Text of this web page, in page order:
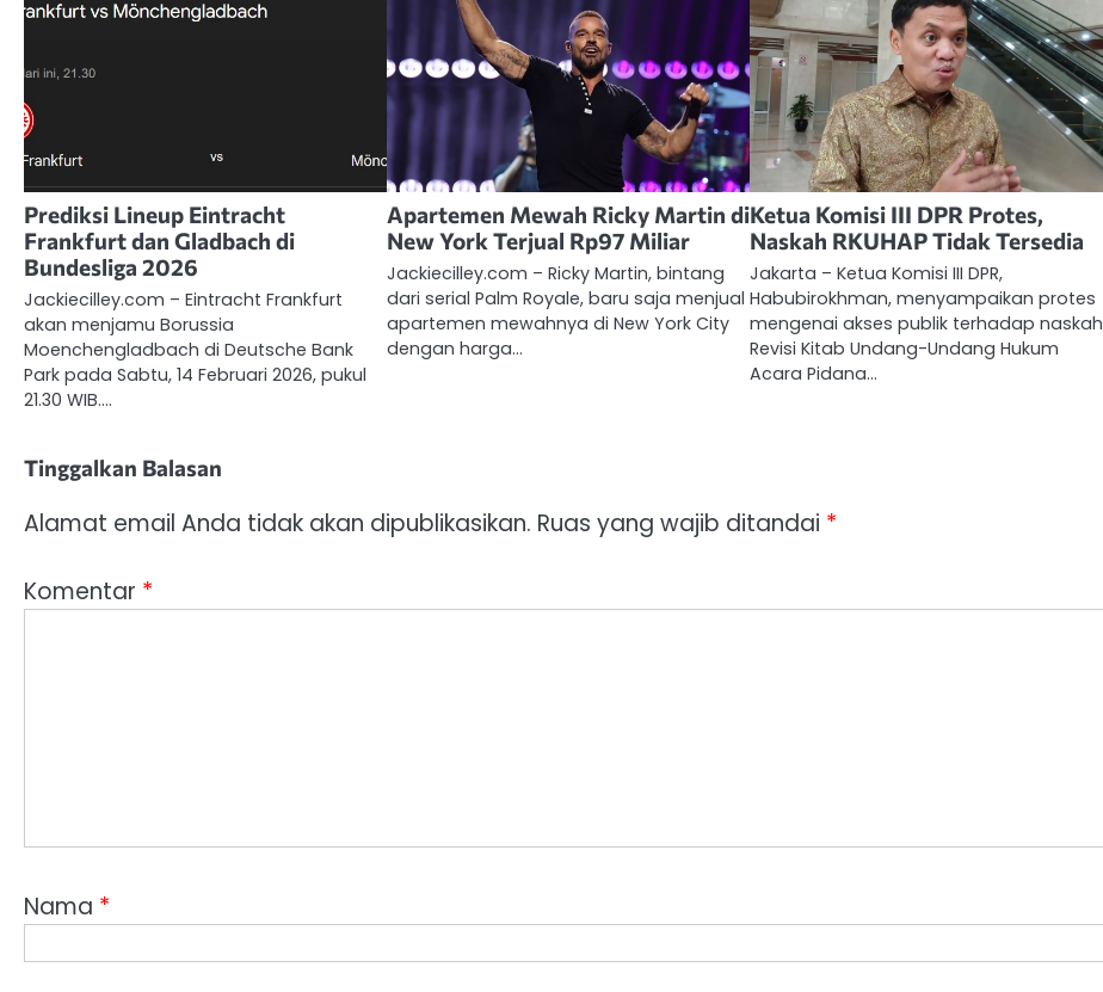
Prediksi Lineup Eintracht
Frankfurt dan Gladbach di
Bundesliga 2026
Jackiecilley.com – Eintracht Frankfurt
akan menjamu Borussia
Moenchengladbach di Deutsche Bank
Park pada Sabtu, 14 Februari 2026, pukul
21.30 WIB.…
Apartemen Mewah Ricky Martin di
New York Terjual Rp97 Miliar
Jackiecilley.com – Ricky Martin, bintang
dari serial Palm Royale, baru saja menjual
apartemen mewahnya di New York City
dengan harga…
Ketua Komisi III DPR Protes,
Naskah RKUHAP Tidak Tersedia
Jakarta – Ketua Komisi III DPR,
Habubirokhman, menyampaikan protes
mengenai akses publik terhadap naskah
Revisi Kitab Undang-Undang Hukum
Acara Pidana…
Tinggalkan Balasan
Alamat email Anda tidak akan dipublikasikan. Ruas yang wajib ditandai *
Komentar *
Nama *